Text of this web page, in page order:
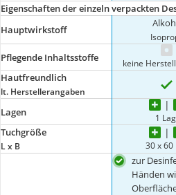
Eigenschaften der einzeln verpackten
Hauptwirkstoff
Pflegende Inhaltsstoffe keine
Hautfreundlich
lt. Herstellerangaben
Lagen 1
Tuchgröße
L x B 30 x 60
zur
Händen